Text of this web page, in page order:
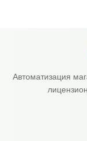
Автоматизация